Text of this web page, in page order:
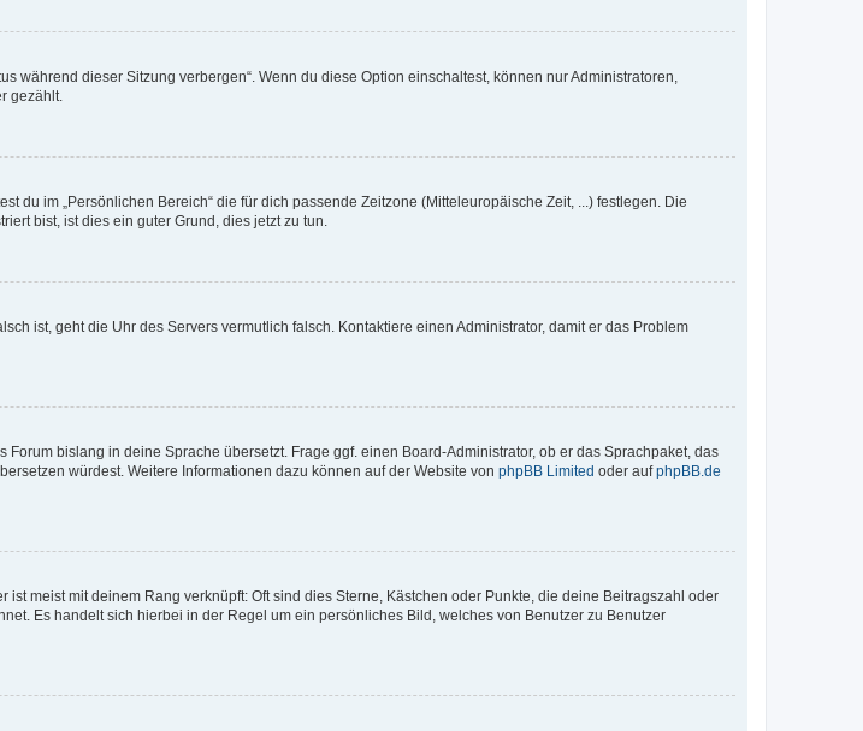
während dieser Sitzung verbergen“. Wenn du diese Option einschaltest, können nur Administratoren,
gezählt.
du im „Persönlichen Bereich“ die für dich passende Zeitzone (Mitteleuropäische Zeit, ...) festlegen. Die
bist, ist dies ein guter Grund, dies jetzt zu tun.
ist, geht die Uhr des Servers vermutlich falsch. Kontaktiere einen Administrator, damit er das Problem
bislang in deine Sprache übersetzt. Frage ggf. einen Board-Administrator, ob er das Sprachpaket, das
würdest. Weitere Informationen dazu können auf der Website von phpBB Limited oder aufphpBB.de
meist mit deinem Rang verknüpft: Oft sind dies Sterne, Kästchen oder Punkte, die deine Beitragszahl oder
Es handelt sich hierbei in der Regel um ein persönliches Bild, welches von Benutzer zu Benutzer